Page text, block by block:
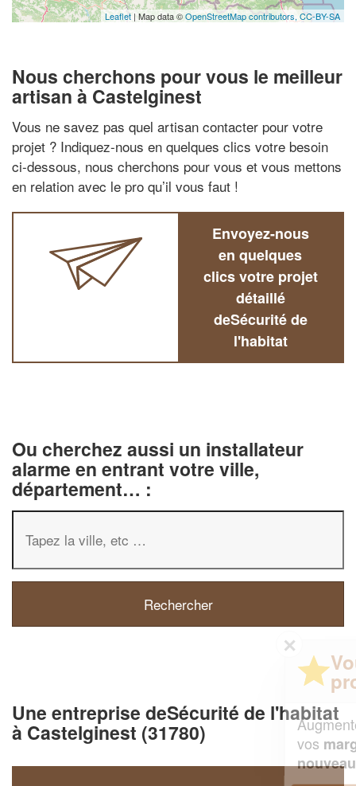
Leaflet | Map data ©OpenStreetMap contributors, CC-BY-SA
Nous cherchons pour vous le meilleur
artisan à Castelginest
Vous ne savez pas quel artisan contacter pour votre
projet ? Indiquez-nous en quelques clics votre besoin
ci-dessous, nous cherchons pour vous et vous mettons
en relation avec le pro qu’il vous faut !
Envoyez-nous
en quelques
clics votre projet
détaillé
deSécurité de
l'habitat
Ou cherchez aussi un installateur
alarme en entrant votre ville,
département… :
Une entreprise deSécurité de l'habitat
à Castelginest (31780)
Augmentez votrechiffre d'affaireset
vosmarges tout en gagnant de
nouveaux clients!